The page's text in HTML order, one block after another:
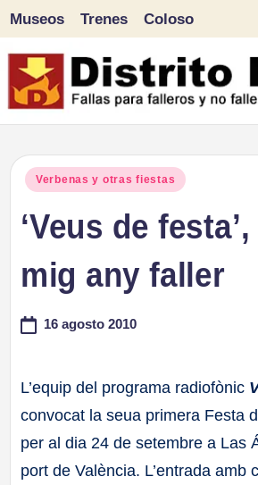
Saltar
al
Museos Trenes Coloso
Publicado
Verbenas y otras fiestas
‘Veus de
mig any faller
16 agosto 2010
L’equip del programa radiofònic
convocat la seua primera Festa
per al dia 24 de setembre a Las
port de València. L’entrada amb